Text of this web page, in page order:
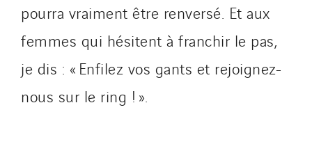
pourra vraiment être renversé. Et aux
femmes qui hésitent à franchir le pas,
je dis : « Enfilez vos gants et rejoignez-
nous sur le ring ! ».